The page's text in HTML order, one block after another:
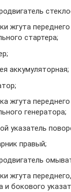
жгута
стартера;
аккумуляторная;
жгута
генератора;
указатель
правый;
жгута
и бокового